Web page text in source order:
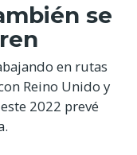
se
en rutas
Reino Unido y
2022 prevé